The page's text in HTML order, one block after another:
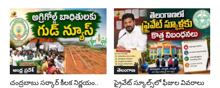
ఆంధ్ర ప్రదేశ్
చంద్రబాబు సర్కార్ కీలక నిర్ణయం..
తెలంగాణ
ప్రైవేట్ స్కూల్స్‌లో ఫీజుల వివరాలు